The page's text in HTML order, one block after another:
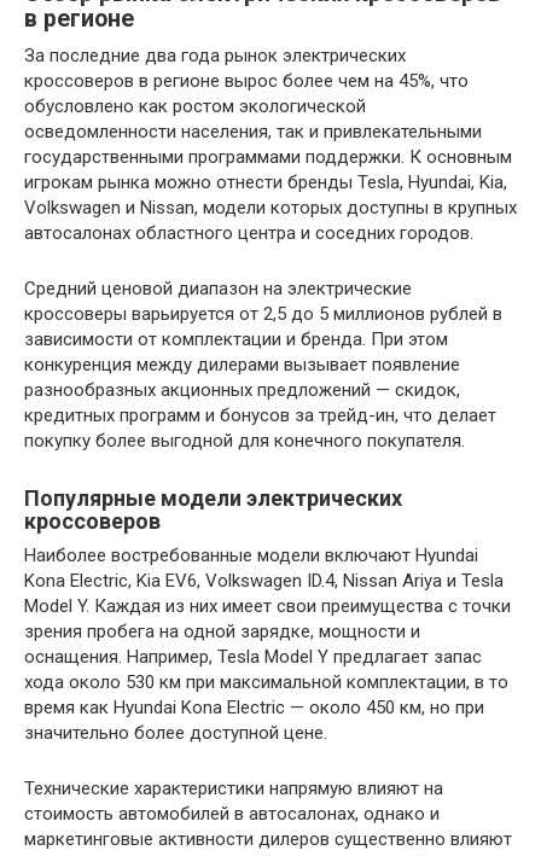
в регионе
За последние два года рынок электрических
кроссоверов в регионе вырос более чем на 45%, что
обусловлено как ростом экологической
осведомленности населения, так и привлекательными
государственными программами поддержки. К основным
игрокам рынка можно отнести бренды Tesla, Hyundai, Kia,
Volkswagen и Nissan, модели которых доступны в крупных
автосалонах областного центра и соседних городов.
Средний ценовой диапазон на электрические
кроссоверы варьируется от 2,5 до 5 миллионов рублей в
зависимости от комплектации и бренда. При этом
конкуренция между дилерами вызывает появление
разнообразных акционных предложений — скидок,
кредитных программ и бонусов за трейд-ин, что делает
покупку более выгодной для конечного покупателя.
Популярные модели электрических
кроссоверов
Наиболее востребованные модели включают Hyundai
Kona Electric, Kia EV6, Volkswagen ID.4, Nissan Ariya и Tesla
Model Y. Каждая из них имеет свои преимущества с точки
зрения пробега на одной зарядке, мощности и
оснащения. Например, Tesla Model Y предлагает запас
хода около 530 км при максимальной комплектации, в то
время как Hyundai Kona Electric — около 450 км, но при
значительно более доступной цене.
Технические характеристики напрямую влияют на
стоимость автомобилей в автосалонах, однако и
маркетинговые активности дилеров существенно влияют